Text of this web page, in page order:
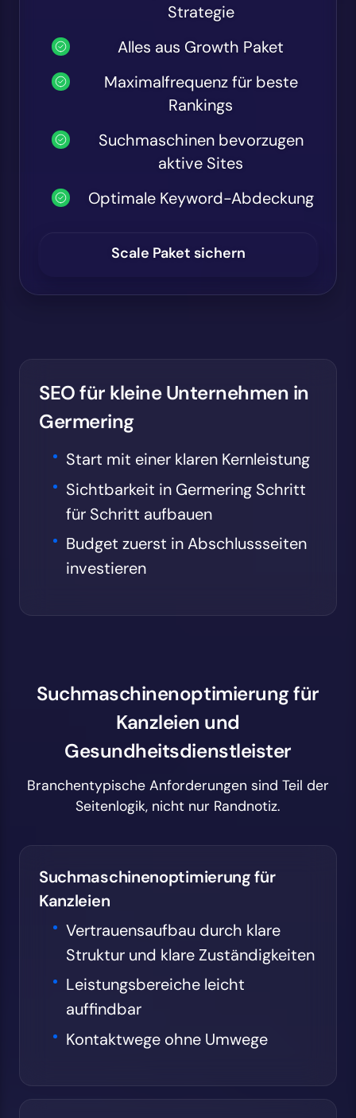
Strategie
Alles aus Growth Paket
Maximalfrequenz für beste
Rankings
Suchmaschinen bevorzugen
aktive Sites
Optimale Keyword-Abdeckung
Scale Paket sichern
SEO für kleine Unternehmen in
Germering
Start mit einer klaren Kernleistung
Sichtbarkeit in Germering Schritt
für Schritt aufbauen
Budget zuerst in Abschlussseiten
investieren
Suchmaschinenoptimierung für
Kanzleien und
Gesundheitsdienstleister
Branchentypische Anforderungen sind Teil der
Seitenlogik, nicht nur Randnotiz.
Suchmaschinenoptimierung für
Kanzleien
Vertrauensaufbau durch klare
Struktur und klare Zuständigkeiten
Leistungsbereiche leicht
auffindbar
Kontaktwege ohne Umwege